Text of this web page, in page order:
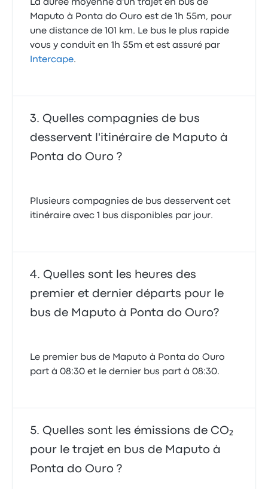
La durée moyenne d'un trajet en bus de
Maputo à Ponta do Ouro est de 1h 55m, pour
une distance de 101 km. Le bus le plus rapide
vous y conduit en 1h 55m et est assuré par
Intercape.
Quelles compagnies de bus
desservent l'itinéraire de Maputo à
Ponta do Ouro ?
Plusieurs compagnies de bus desservent cet
itinéraire avec 1 bus disponibles par jour.
Quelles sont les heures des
premier et dernier départs pour le
bus de Maputo à Ponta do Ouro?
Le premier bus de Maputo à Ponta do Ouro
part à 08:30 et le dernier bus part à 08:30.
Quelles sont les émissions de CO₂
pour le trajet en bus de Maputo à
Ponta do Ouro ?